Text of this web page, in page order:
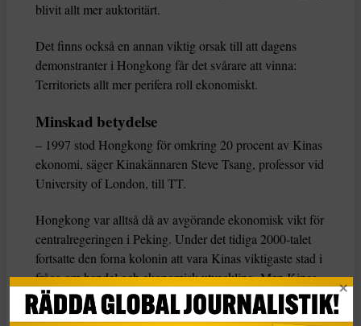
blivit allt mer auktoritärt.
Det finns också en annan viktig orsak till att dagens
demonstranter i Hongkong får det svårare att vinna:
Territoriets allt mer perifera roll ekonomiskt.
Minskad betydelse
– 1997 stod Hongkong för omkring 20 procent av Kinas
ekonomi, säger Kinakännaren Steve Tsang, professor vid
University of London, till TT.
Hongkong var alltså då av avgörande ekonomisk vikt för
centralregeringen i Peking. Under det tidiga 2000-talet
fortsatte den forna kolonin att vara Kinas viktigaste stad i
fråga om handel och ekonomisk utveckling. Men Kinas
rekordtillväxt de senaste decennierna har gått snabbare
än Hongkongs, och har förändrat maktbalansen mellan